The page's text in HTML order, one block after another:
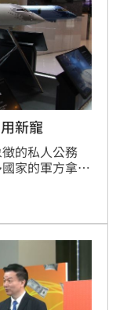
新寵
的私人公務
家的軍方拿公